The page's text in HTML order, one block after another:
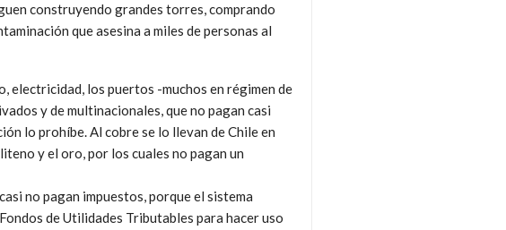
construyendo grandes torres, comprando
que asesina a miles de personas al
electricidad, los puertos -muchos en régimen de
y de multinacionales, que no pagan casi
lo prohíbe. Al cobre se lo llevan de Chile en
y el oro, por los cuales no pagan un
no pagan impuestos, porque el sistema
de Utilidades Tributables para hacer uso